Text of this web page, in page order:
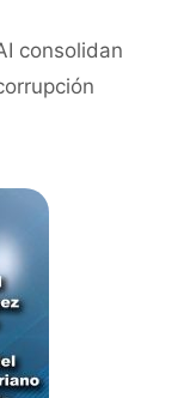
consolidan